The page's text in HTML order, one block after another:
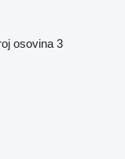
osovina 3